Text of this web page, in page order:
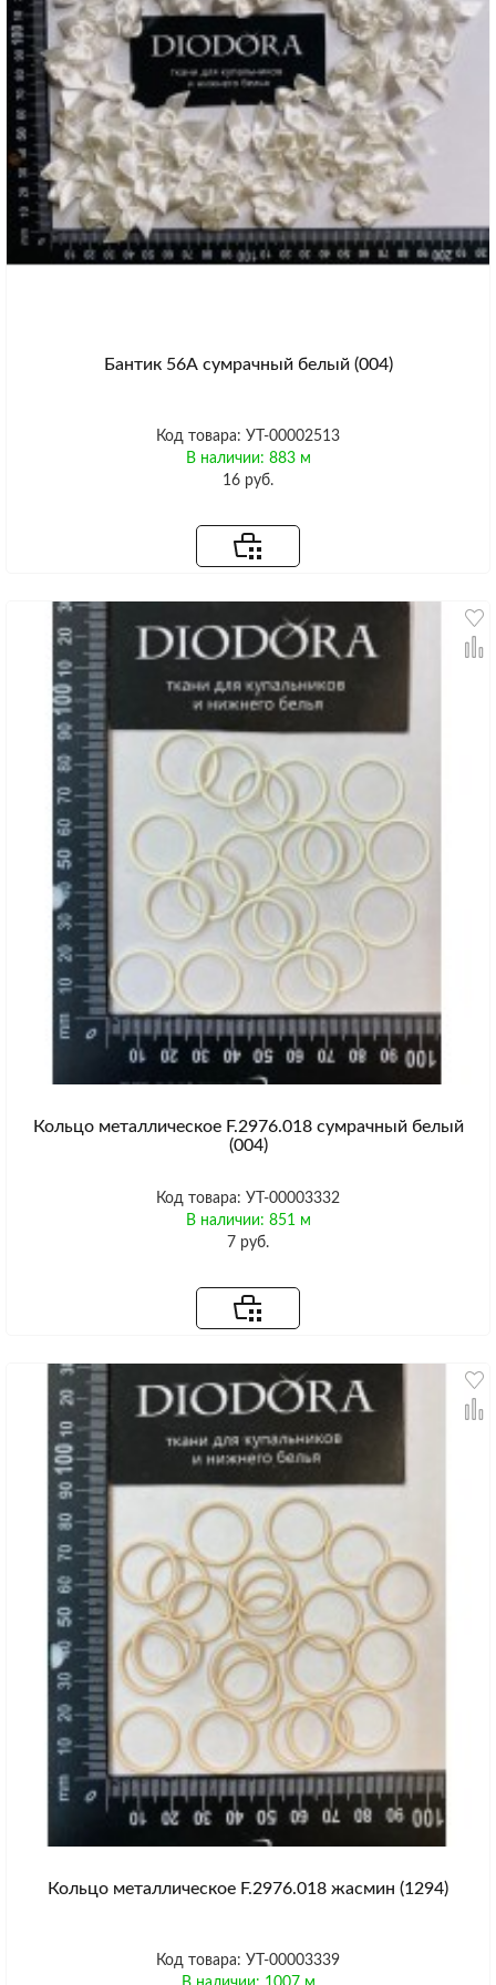
Бантик 56А сумрачный белый (004)
Код товара: УТ-00002513
В наличии: 883 м
16 руб.
Кольцо металлическое F.2976.018 сумрачный белый
(004)
Код товара: УТ-00003332
В наличии: 851 м
7 руб.
Кольцо металлическое F.2976.018 жасмин (1294)
Код товара: УТ-00003339